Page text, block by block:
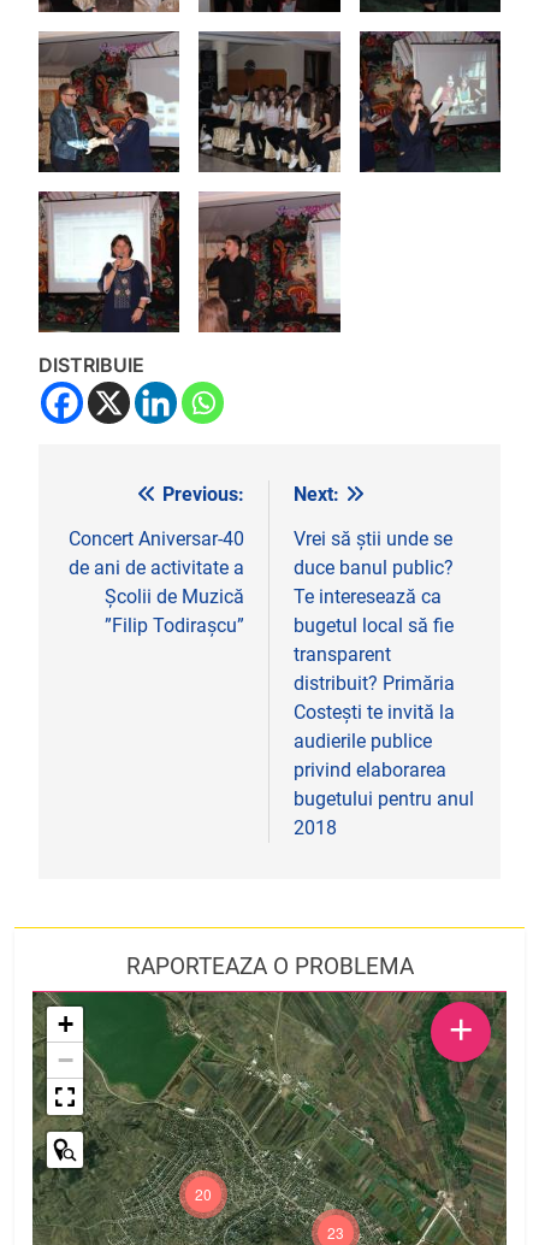
DISTRIBUIE
Navigare
în
articole
Previous:
Concert Aniversar-40
de ani de activitate a
Școlii de Muzică
”Filip Todirașcu”
Next:
Vrei să știi unde se
duce banul public?
Te interesează ca
bugetul local să fie
transparent
distribuit? Primăria
Costești te invită la
audierile publice
privind elaborarea
bugetului pentru anul
2018
RAPORTEAZA O PROBLEMA
23
20
+
−
+